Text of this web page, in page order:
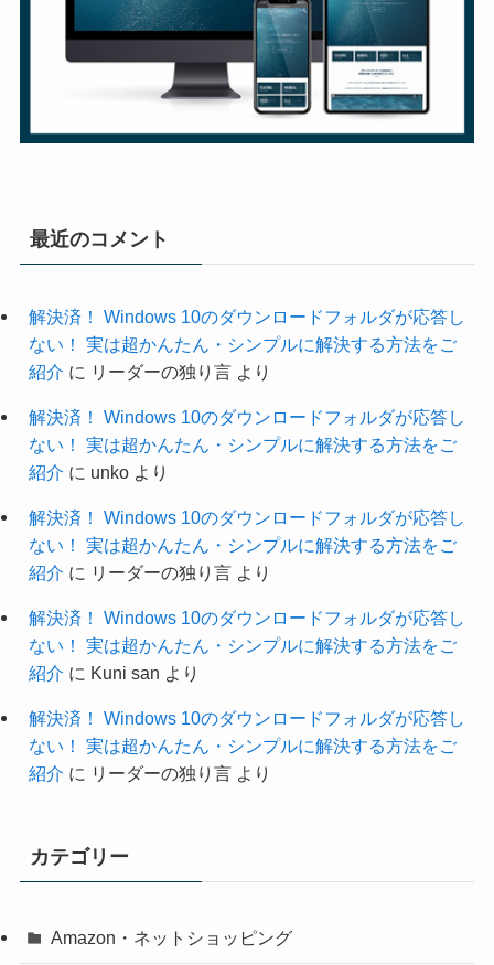
最近のコメント
解決済！ Windows 10のダウンロードフォルダが応答し
ない！ 実は超かんたん・シンプルに解決する方法をご
紹介 に リーダーの独り言より
解決済！ Windows 10のダウンロードフォルダが応答し
ない！ 実は超かんたん・シンプルに解決する方法をご
紹介 に unkoより
解決済！ Windows 10のダウンロードフォルダが応答し
ない！ 実は超かんたん・シンプルに解決する方法をご
紹介 に リーダーの独り言より
解決済！ Windows 10のダウンロードフォルダが応答し
ない！ 実は超かんたん・シンプルに解決する方法をご
紹介 に Kuni san より
解決済！ Windows 10のダウンロードフォルダが応答し
ない！ 実は超かんたん・シンプルに解決する方法をご
紹介 に リーダーの独り言より
カテゴリー
Amazon・ネットショッピング